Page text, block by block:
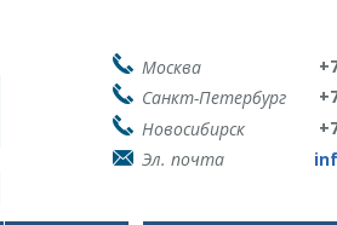
Москва
Санкт-Петербург
Новосибирск
Эл. почта